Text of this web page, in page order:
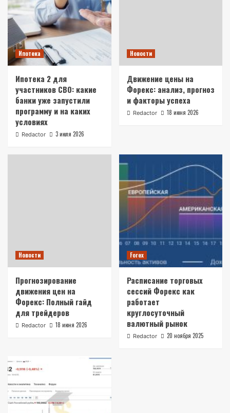
Ипотека
Ипотека 2 для
участников СВО: какие
банки уже запустили
программу и на каких
условиях
Redactor 3 июля 2026
Новости
Движение цены на
Форекс: анализ, прогноз
и факторы успеха
Redactor 18 июня 2026
Новости
Прогнозирование
движения цен на
Форекс: Полный гайд
для трейдеров
Redactor 18 июня 2026
Forex
Расписание торговых
сессий Форекс как
работает
круглосуточный
валютный рынок
Redactor 20 ноября 2025